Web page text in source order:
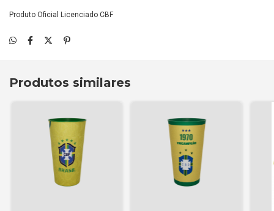
Produto Oficial Licenciado CBF
Produtos similares